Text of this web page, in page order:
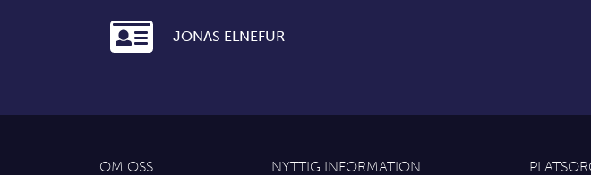
JONAS ELNEFUR
OM OSS NYTTIG INFORMATION